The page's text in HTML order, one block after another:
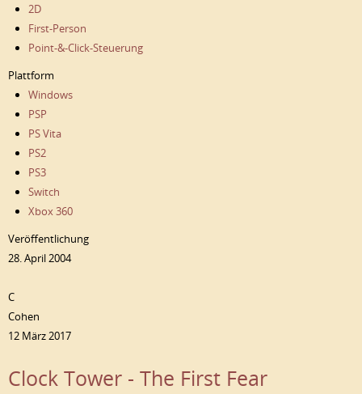
2D
First-Person
Point-&-Click-Steuerung
Plattform
Windows
PSP
PS Vita
PS2
PS3
Switch
Xbox 360
Veröffentlichung
28. April 2004
C
Cohen
12 März 2017
Clock Tower - The First Fear